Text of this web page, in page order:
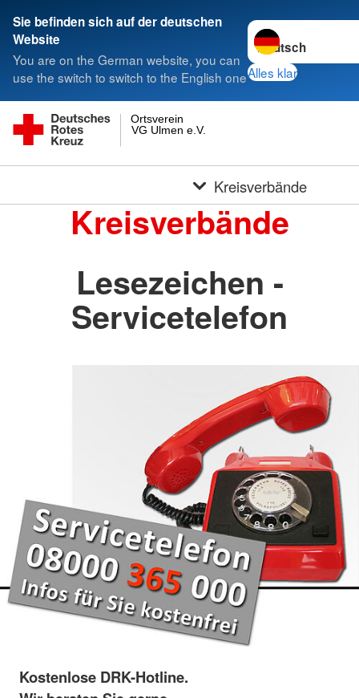
Sie befinden sich auf der deutschen
Website
You are on the German website, you can
use the switch to switch to the English one
Sprache wechseln
Alles klar
VG Ulmen e.V.
Ortsverein
Kreisverbände
Kreisverbände
Lesezeichen -
Servicetelefon
Kostenlose DRK-Hotline.